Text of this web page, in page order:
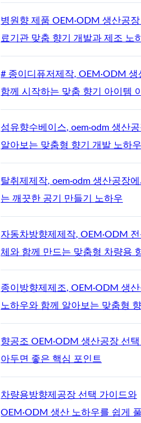
병원향 제품 OEM·ODM 생산공장
료기관 맞춤 향기 개발과 제조 노
# 종이디퓨저제작, OEM·ODM 생
함께 시작하는 맞춤 향기 아이템
섬유향수베이스, oem·odm 생산공
알아보는 맞춤형 향기 개발 노하우
탈취제제작, oem·odm 생산공장
는 깨끗한 공기 만들기 노하우
자동차방향제제작, OEM·ODM
체와 함께 만드는 맞춤형 차량용
종이방향제제조, OEM·ODM 생
노하우와 함께 알아보는 맞춤형
향공조 OEM·ODM 생산공장 선
아두면 좋은 핵심 포인트
차량용방향제공장 선택 가이드와
OEM·ODM 생산 노하우를 쉽게